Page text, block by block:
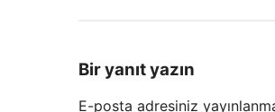
Bir yanıt yazın
E-posta adresiniz